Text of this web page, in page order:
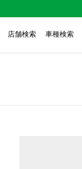
店舗検索 車種検索